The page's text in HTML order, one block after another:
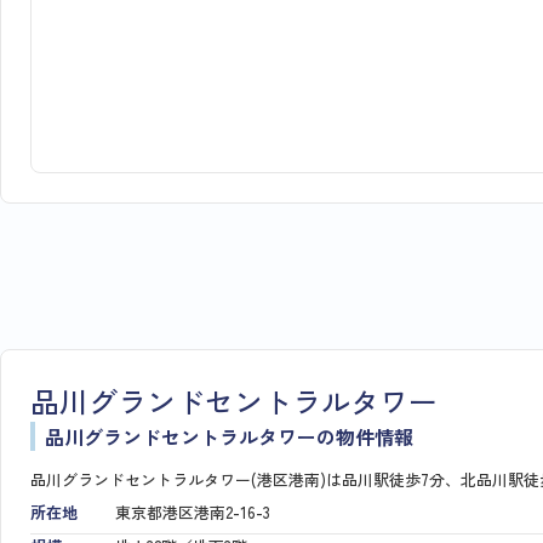
品川グランドセントラルタワー
品川グランドセントラルタワーの物件情報
品川グランドセントラルタワー(港区港南)は品川駅徒歩7分、北品川駅徒
所在地
東京都港区港南2-16-3